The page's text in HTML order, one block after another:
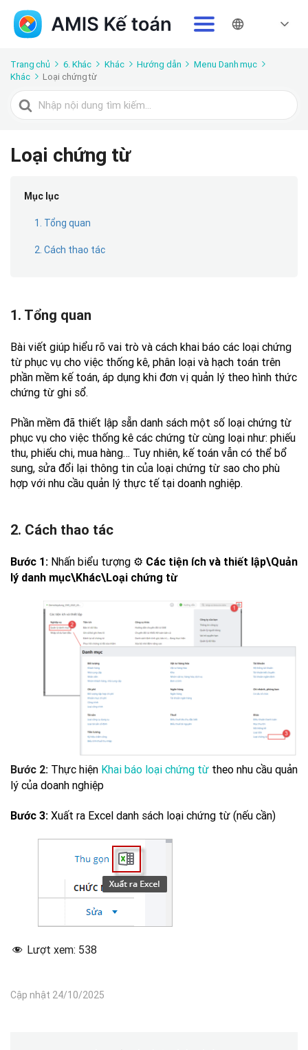
Trang chủ 6. Khác Khác Hướng dẫn
Menu Danh mục
Khác
Loại chứng từ
Tìm
kiếm
Loại chứng từ
Mục lục
1. Tổng quan
2. Cách thao tác
1. Tổng quan
Bài viết giúp hiểu rõ vai trò và cách khai báo các loại chứng
từ phục vụ cho việc thống kê, phân loại và hạch toán trên
phần mềm kế toán, áp dụng khi đơn vị quản lý theo hình thức
chứng từ ghi sổ.
Phần mềm đã thiết lập sẵn danh sách một số loại chứng từ
phục vụ cho việc thống kê các chứng từ cùng loại như: phiếu
thu, phiếu chi, mua hàng… Tuy nhiên, kế toán vẫn có thể bổ
sung, sửa đổi lại thông tin của loại chứng từ sao cho phù
hợp với nhu cầu quản lý thực tế tại doanh nghiệp.
2. Cách thao tác
Bước 1: Nhấn biểu tượng ⚙ Các tiện ích và thiết lập\Quản
lý danh mục\Khác\Loại chứng từ
Bước 2: Thực hiện Khai báo loại chứng từ theo nhu cầu quản
lý của doanh nghiệp
Bước 3: Xuất ra Excel danh sách loại chứng từ (nếu cần)
Lượt xem: 538
Cập nhật 24/10/2025